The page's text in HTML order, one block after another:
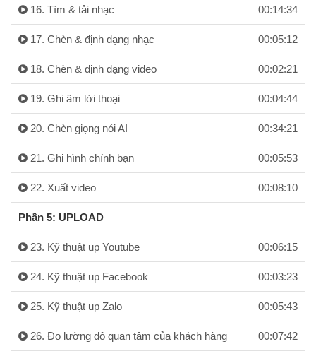
16. Tìm & tải nhạc 00:14:34
17. Chèn & định dạng nhạc 00:05:12
18. Chèn & định dạng video 00:02:21
19. Ghi âm lời thoại 00:04:44
20. Chèn giọng nói AI 00:34:21
21. Ghi hình chính bạn 00:05:53
22. Xuất video 00:08:10
Phần 5: UPLOAD
23. Kỹ thuật up Youtube 00:06:15
24. Kỹ thuật up Facebook 00:03:23
25. Kỹ thuật up Zalo 00:05:43
26. Đo lường độ quan tâm của khách hàng 00:07:42